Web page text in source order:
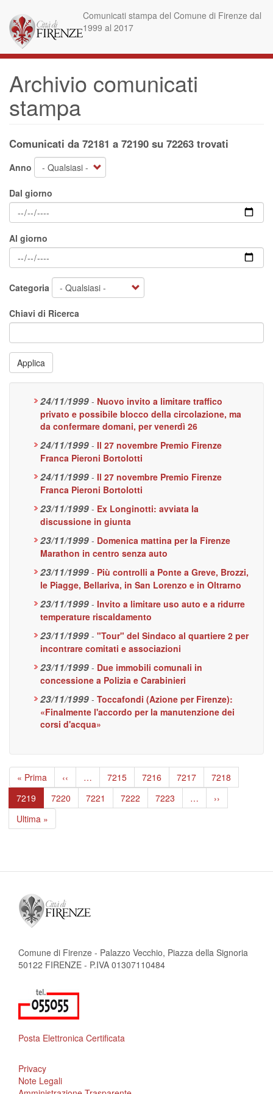
contenuto
principale
Comunicati stampa del Comune di Firenze dal
1999 al 2017
Archivio comunicati
stampa
Comunicati da 72181 a 72190 su 72263 trovati
Anno
Dal giorno
Al giorno
Categoria
Chiavi di Ricerca
Applica
24/11/1999 - Nuovo invito a limitare traffico
privato e possibile blocco della circolazione, ma
da confermare domani, per venerdì 26
24/11/1999 - Il 27 novembre Premio Firenze
Franca Pieroni Bortolotti
24/11/1999 - Il 27 novembre Premio Firenze
Franca Pieroni Bortolotti
23/11/1999 - Ex Longinotti: avviata la
discussione in giunta
23/11/1999 - Domenica mattina per la Firenze
Marathon in centro senza auto
23/11/1999 - Più controlli a Ponte a Greve, Brozzi,
le Piagge, Bellariva, in San Lorenzo e in Oltrarno
23/11/1999 - Invito a limitare uso auto e a ridurre
temperature riscaldamento
23/11/1999 - "Tour" del Sindaco al quartiere 2 per
incontrare comitati e associazioni
23/11/1999 - Due immobili comunali in
concessione a Polizia e Carabinieri
23/11/1999 - Toccafondi (Azione per Firenze):
«Finalmente l'accordo per la manutenzione dei
corsi d'acqua»
Paginazione
Prima
pagina
« Prima
Pagina
precedente
‹‹ … Page
7215 Page
7216 Page
7217 Page
7218
Pagina
attuale
7219 Page
7220 Page
7221 Page
7222 Page
7223 …
Pagina
successiva
››
Ultima
pagina
Ultima »
Comune di Firenze - Palazzo Vecchio, Piazza della Signoria
50122 FIRENZE - P.IVA 01307110484
Posta Elettronica Certificata
Privacy
Note Legali